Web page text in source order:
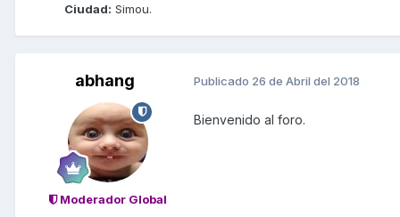
Ciudad: Simou.
abhang
Moderador Global
Publicado 26 de Abril del 2018
Bienvenido al foro.